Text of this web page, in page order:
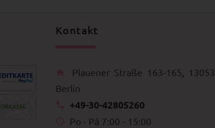
Kontakt
Plauener Straße 163-165, 13053
Berlin
+49-30-42805260
Po - Pá 7:00 - 15:00